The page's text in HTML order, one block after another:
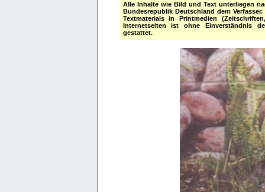
Alle Inhalte wie Bild und Text unterliegen
Bundesrepublik Deutschland dem
Textmaterials in Printmedien
Internetseiten ist ohne Einverständnis
gestattet.